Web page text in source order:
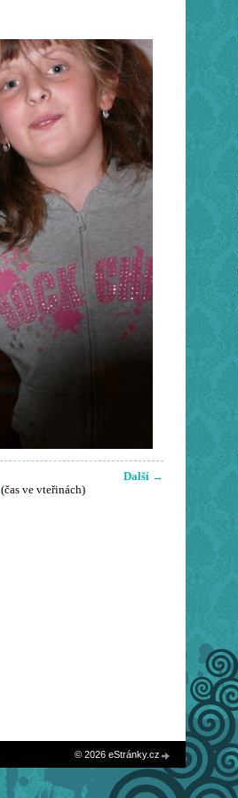
Další →
(čas ve vteřinách)
© 2026 eStránky.cz